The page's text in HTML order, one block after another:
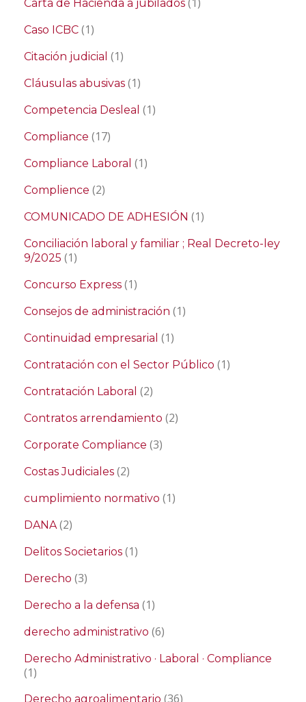
Carta de Hacienda a jubilados
Caso ICBC (1)
Citación judicial (1)
Cláusulas abusivas (1)
Competencia Desleal (1)
Compliance (17)
Compliance Laboral (1)
Complience (2)
COMUNICADO DE ADHESIÓN (1)
Conciliación laboral y familiar ; Real Decreto-ley
9/2025 (1)
Concurso Express (1)
Consejos de administración (1)
Continuidad empresarial (1)
Contratación con el Sector Público (1)
Contratación Laboral (2)
Contratos arrendamiento (2)
Corporate Compliance (3)
Costas Judiciales (2)
cumplimiento normativo (1)
DANA(2)
Delitos Societarios (1)
Derecho (3)
Derecho a la defensa (1)
derecho administrativo (6)
Derecho Administrativo · Laboral · Compliance
(1)
Derecho agroalimentario (36)